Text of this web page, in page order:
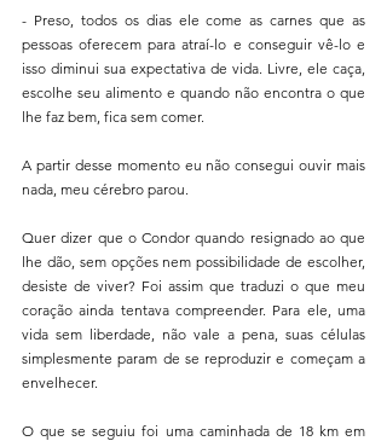
- Preso, todos os dias ele come as carnes que as
pessoas oferecem para atraí-lo e conseguir vê-lo e
isso diminui sua expectativa de vida. Livre, ele caça,
escolhe seu alimento e quando não encontra o que
lhe faz bem, fica sem comer.
A partir desse momento eu não consegui ouvir mais
nada, meu cérebro parou.
Quer dizer que o Condor quando resignado ao que
lhe dão, sem opções nem possibilidade de escolher,
desiste de viver? Foi assim que traduzi o que meu
coração ainda tentava compreender. Para ele, uma
vida sem liberdade, não vale a pena, suas células
simplesmente param de se reproduzir e começam a
envelhecer.
O que se seguiu foi uma caminhada de 18 km em